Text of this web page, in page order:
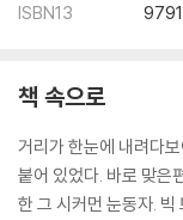
ISBN13
책 속으로
거리가 한눈에 내려다
붙어 있었다. 바로 맞은
한 그 시커먼 눈동자. 빅